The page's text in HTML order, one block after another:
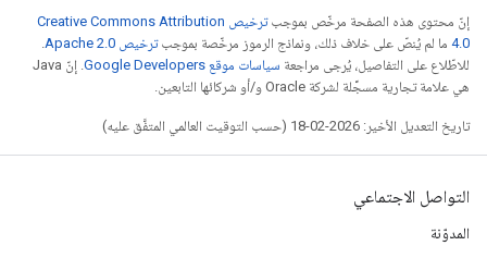
إنّ محتوى هذه الصفحة مرخّص بموجب
ترخيص Creative Commons Attribution
4.0‏ ما لم يُنصّ على خلاف ذلك، ونماذج الرموز مرخّصة بموجبترخيص Apache 2.0‏
.
للاطّلاع على التفاصيل، يُرجى مراجعة سياسات موقع Google Developers‏
. إنّ Java
هي علامة تجارية مسجَّلة لشركة Oracle و/أو شركائها التابعين.
تاريخ التعديل الأخير: 2026-02-18 (حسب التوقيت العالمي المتفَّق عليه)
التواصل الاجتماعي
المدوّنة